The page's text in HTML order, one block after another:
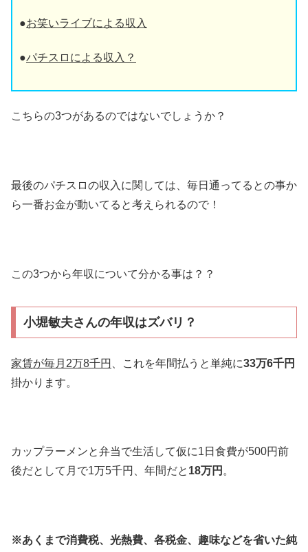
●お笑いライブによる収入
●パチスロによる収入？
こちらの3つがあるのではないでしょうか？
最後のパチスロの収入に関しては、毎日通ってるとの事か
ら一番お金が動いてると考えられるので！
この3つから年収について分かる事は？？
小堀敏夫さんの年収はズバリ？
家賃が毎月2万8千円 、これを年間払うと単純に33万6千円
掛かります。
カップラーメンと弁当で生活して仮に1日食費が500円前
後だとして月で1万5千円、年間だと 18万円 。
※あくまで消費税、光熱費、各税金、趣味などを省いた純